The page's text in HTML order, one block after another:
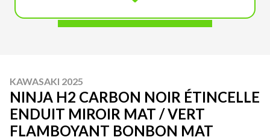
KAWASAKI 2025
NINJA H2 CARBON NOIR ÉTINCELLE
ENDUIT MIROIR MAT / VERT
FLAMBOYANT BONBON MAT